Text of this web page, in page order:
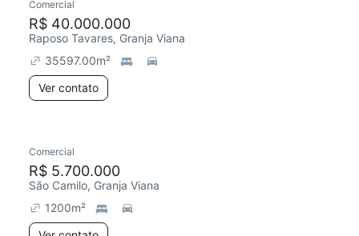
Comercial
R$ 40.000.000
Raposo Tavares, Granja Viana
35597.00m²
Ver contato
Comercial
R$ 5.700.000
São Camilo, Granja Viana
1200m²